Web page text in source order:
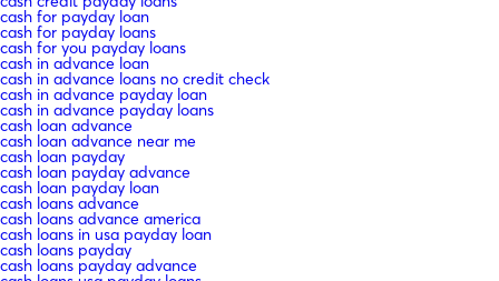
cash for payday loan
cash for payday loans
cash for you payday loans
cash in advance loan
cash in advance loans no credit check
cash in advance payday loan
cash in advance payday loans
cash loan advance
cash loan advance near me
cash loan payday
cash loan payday advance
cash loan payday loan
cash loans advance
cash loans advance america
cash loans in usa payday loan
cash loans payday
cash loans payday advance